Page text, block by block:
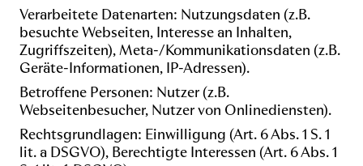
Verarbeitete Datenarten: Nutzungsdaten (z.B.
besuchte Webseiten, Interesse an Inhalten,
Zugriffszeiten), Meta-/Kommunikationsdaten (z.B.
Geräte-Informationen, IP-Adressen).
Betroffene Personen: Nutzer (z.B.
Webseitenbesucher, Nutzer von Onlinediensten).
Rechtsgrundlagen: Einwilligung (Art. 6 Abs. 1 S. 1
lit. a DSGVO), Berechtigte Interessen (Art. 6 Abs. 1